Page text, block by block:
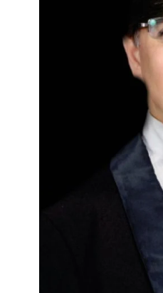
Clasificados